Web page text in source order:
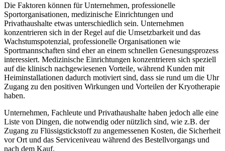
Die Faktoren können für Unternehmen, professionelle
Sportorganisationen, medizinische Einrichtungen und
Privathaushalte etwas unterschiedlich sein. Unternehmen
konzentrieren sich in der Regel auf die Umsetzbarkeit und das
Wachstumspotenzial, professionelle Organisationen wie
Sportmannschaften sind eher an einem schnellen Genesungsprozess
interessiert. Medizinische Einrichtungen konzentrieren sich speziell
auf die klinisch nachgewiesenen Vorteile, während Kunden mit
Heiminstallationen dadurch motiviert sind, dass sie rund um die Uhr
Zugang zu den positiven Wirkungen und Vorteilen der Kryotherapie
haben.
Unternehmen, Fachleute und Privathaushalte haben jedoch alle eine
Liste von Dingen, die notwendig oder nützlich sind, wie z.B. der
Zugang zu Flüssigstickstoff zu angemessenen Kosten, die Sicherheit
vor Ort und das Serviceniveau während des Bestellvorgangs und
nach dem Kauf.